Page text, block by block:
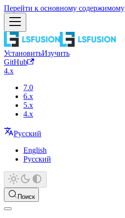
Перейти к основному содержимому
УстановитьИзучить
GitHub
4.x
7.0
6.x
5.x
4.x
Русский
English
Русский
Поиск